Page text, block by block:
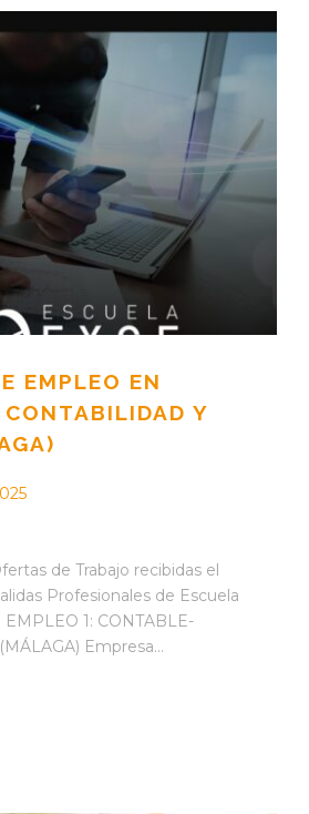
EMPLEO EN
Y
de Trabajo recibidas el
Profesionales de Escuela
EMPLEO 1: CONTABLE-
Empresa...